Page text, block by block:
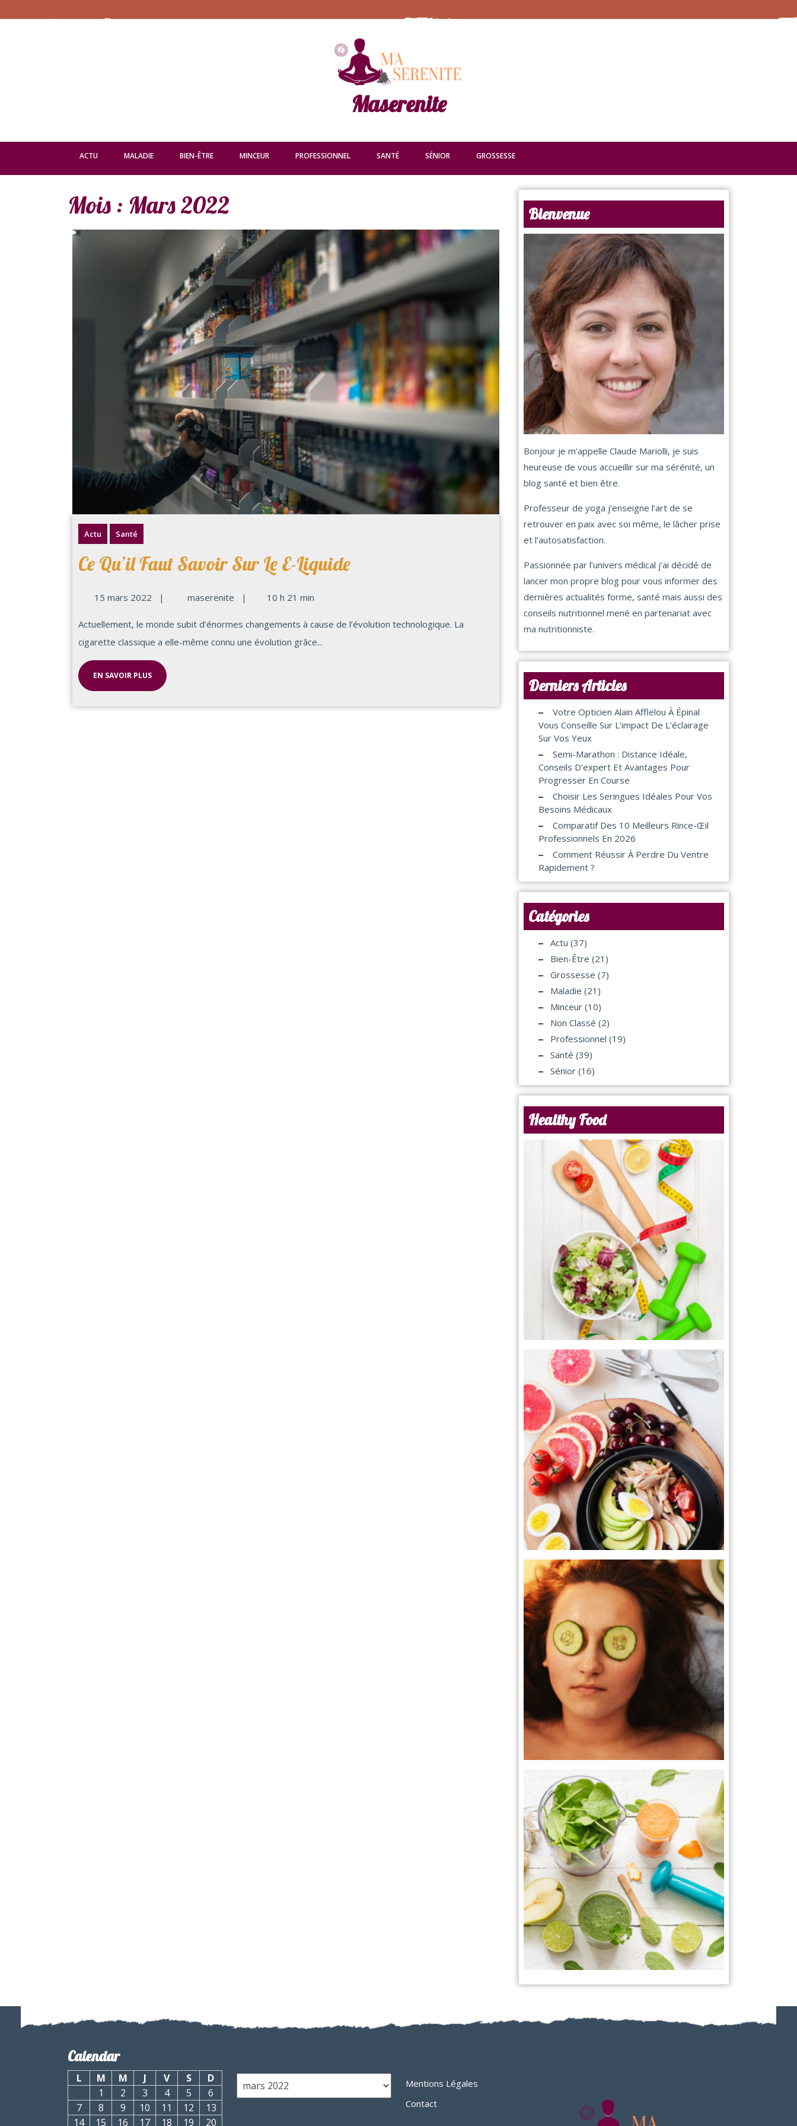
Maserenite
ACTU MALADIE BIEN-ÊTRE MINCEUR PROFESSIONNEL SANTÉ SÉNIOR GROSSESSE
Mois : Mars 2022
Actu Santé
Ce Qu’il Faut Savoir Sur Le E-Liquide
15 mars 2022 | maserenite | 10 h 21 min
Actuellement, le monde subit d’énormes changements à cause de l’évolution technologique. La
cigarette classique a elle-même connu une évolution grâce...
EN SAVOIR PLUS
Bienvenue
Bonjour je m’appelle Claude Mariolli, je suis
heureuse de vous accueillir sur ma sérénité, un
blog santé et bien être.
Professeur de yoga j’enseigne l’art de se
retrouver en paix avec soi même, le lâcher prise
et l’autosatisfaction.
Passionnée par l’univers médical j’ai décidé de
lancer mon propre blog pour vous informer des
dernières actualités forme, santé mais aussi des
conseils nutritionnel mené en partenariat avec
ma nutritionniste.
Derniers Articles
Votre Opticien Alain Afflelou À Épinal
Vous Conseille Sur L’impact De L’éclairage
Sur Vos Yeux
Semi-Marathon : Distance Idéale,
Conseils D’expert Et Avantages Pour
Progresser En Course
Choisir Les Seringues Idéales Pour Vos
Besoins Médicaux
Comparatif Des 10 Meilleurs Rince-Œil
Professionnels En 2026
Comment Réussir À Perdre Du Ventre
Rapidement ?
Catégories
Actu (37)
Bien-Être (21)
Grossesse (7)
Maladie (21)
Minceur (10)
Non Classé (2)
Professionnel (19)
Santé (39)
Sénior (16)
Healthy Food
Calendar
L M M J V S
D
1
2 3 4 5
6
7
8 9 10 11 12
13
14
15 16 17 18 19 20
Mentions Légales
Contact